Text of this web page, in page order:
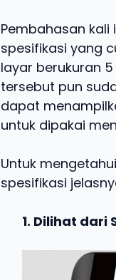
Pembahasan kali
spesifikasi yang
layar berukuran
tersebut pun
dapat
untuk dipakai
Untuk
spesifikasi
1. Dilihat dari